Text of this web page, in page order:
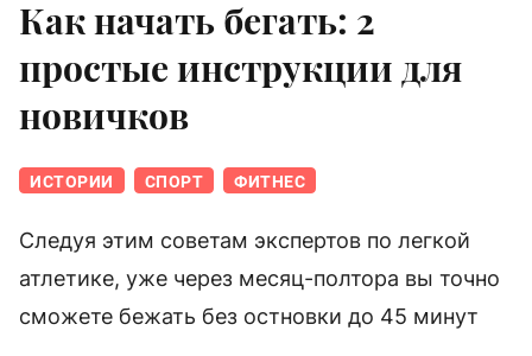
Как начать бегать: 2
простые инструкции для
новичков
ИСТОРИИ СПОРТ ФИТНЕС
Следуя этим советам экспертов по легкой
атлетике, уже через месяц-полтора вы точно
сможете бежать без остновки до 45 минут